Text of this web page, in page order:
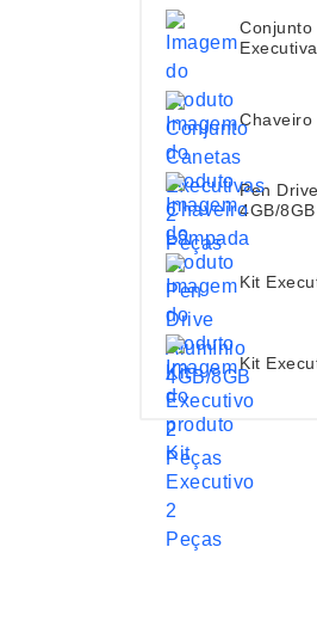
Conjunto
Chaveiro
Pen
4GB/8GB
Kit
Kit